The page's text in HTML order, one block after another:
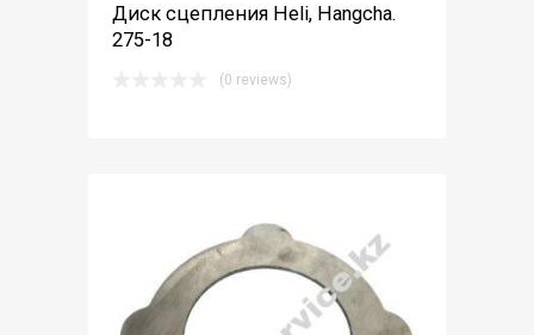
Диск сцепления Heli, Hangcha.
275-18
(0 reviews)